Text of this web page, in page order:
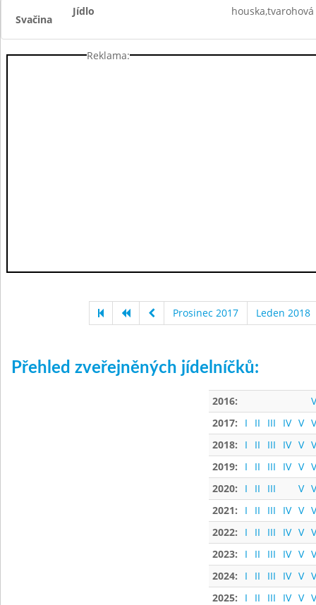
Svačina
Jídlo
Reklama:
Prosinec 2017 Leden 2018
Přehled zveřejněných jídelníčků:
2016:
2017:
I II III IV V
2018:
I II III IV V
2019:
I II III IV V
2020:
I II III V
2021:
I II III IV V
2022:
I II III IV V
2023:
I II III IV V
2024:
I II III IV V
2025:
I II III IV V